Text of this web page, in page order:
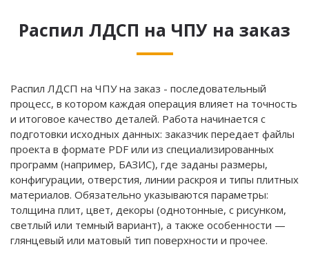
Распил ЛДСП на ЧПУ на заказ
Распил ЛДСП на ЧПУ на заказ - последовательный
процесс, в котором каждая операция влияет на точность
и итоговое качество деталей. Работа начинается с
подготовки исходных данных: заказчик передает файлы
проекта в формате PDF или из специализированных
программ (например, БАЗИС), где заданы размеры,
конфигурации, отверстия, линии раскроя и типы плитных
материалов. Обязательно указываются параметры:
толщина плит, цвет, декоры (однотонные, с рисунком,
светлый или темный вариант), а также особенности —
глянцевый или матовый тип поверхности и прочее.